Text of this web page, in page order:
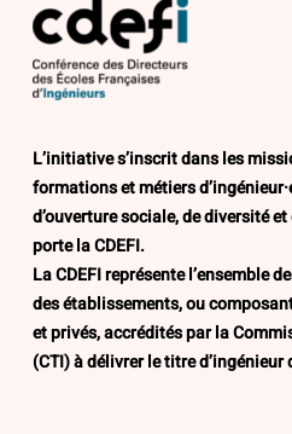
L’initiative s’inscrit dans les
formations et métiers
d’ouverture sociale, de diversité
porte la CDEFI.
La CDEFI représente l’ensemble
des établissements, ou
et privés, accrédités par la
(CTI) à délivrer le titre d’ingénieur